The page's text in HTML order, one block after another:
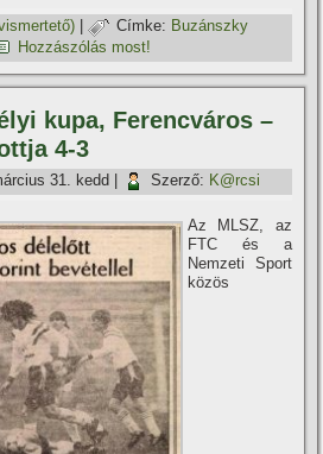
| Címke: Buzánszky
Hozzászólás most!
kupa, Ferencváros –
4-3
31. kedd Szerző: K@rcsi
Az MLSZ, az
FTC és a
Nemzeti Sport
közös